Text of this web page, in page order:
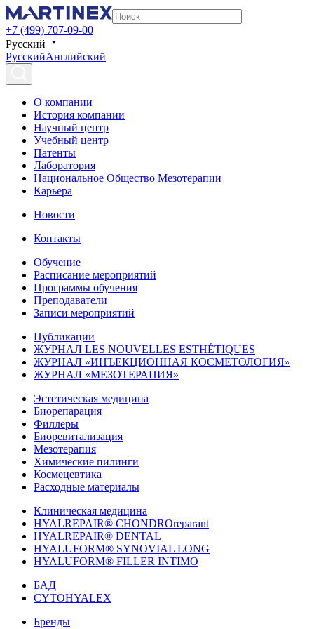
+7 (499) 707-09-00
Русский
РусскийАнглийский
О компании
История компании
Научный центр
Учебный центр
Патенты
Лаборатория
Национальное Общество Мезотерапии
Карьера
Новости
Контакты
Обучение
Расписание мероприятий
Программы обучения
Преподаватели
Записи мероприятий
Публикации
ЖУРНАЛ LES NOUVELLES ESTHÉTIQUES
ЖУРНАЛ «ИНЪЕКЦИОННАЯ КОСМЕТОЛОГИЯ»
ЖУРНАЛ «МЕЗОТЕРАПИЯ»
Эстетическая медицина
Биорепарация
Филлеры
Биоревитализация
Мезотерапия
Химические пилинги
Космецевтика
Расходные материалы
Клиническая медицина
HYALREPAIR® CHONDROreparant
HYALREPAIR® DENTAL
HYALUFORM® SYNOVIAL LONG
HYALUFORM® FILLER INTIMO
БАД
CYTOHYALEX
Бренды